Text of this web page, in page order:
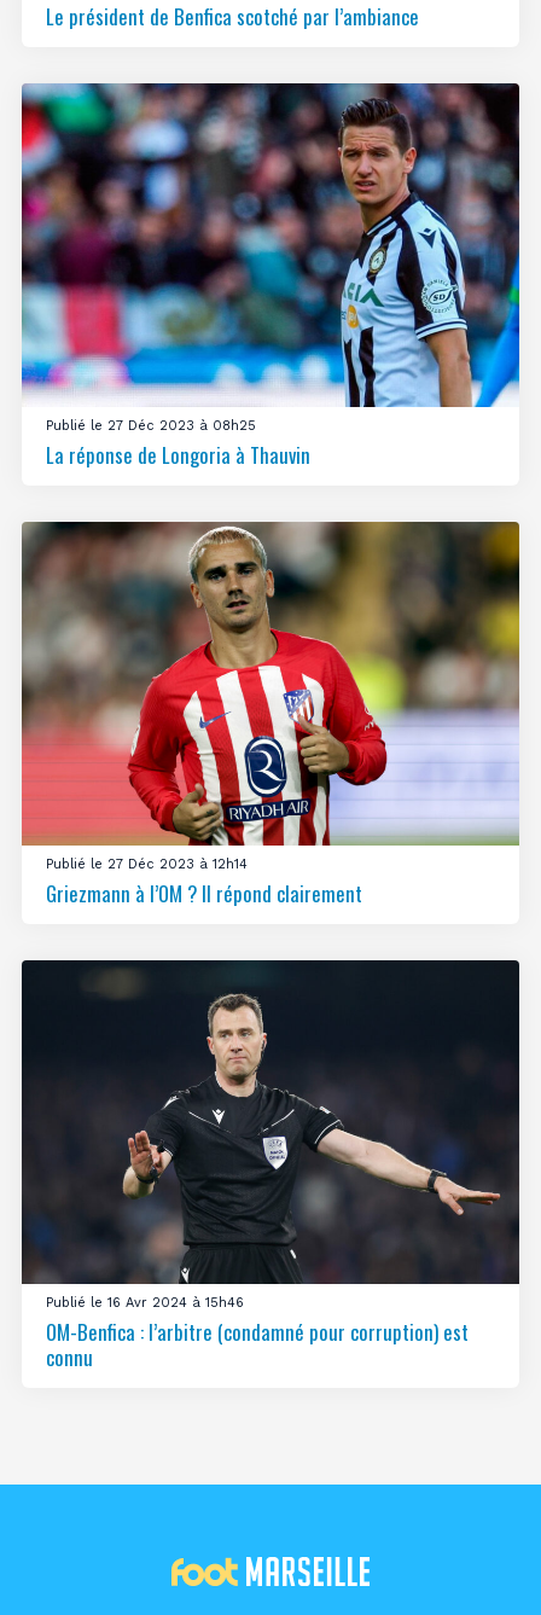
Le président de Benfica scotché par l’ambiance
Publié le 27 Déc 2023 à 08h25
La réponse de Longoria à Thauvin
Publié le 27 Déc 2023 à 12h14
Griezmann à l’OM ? Il répond clairement
Publié le 16 Avr 2024 à 15h46
OM-Benfica : l’arbitre (condamné pour corruption) est
connu